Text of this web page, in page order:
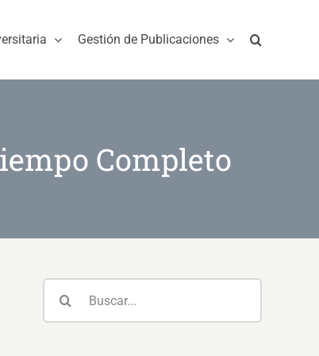
Gestión de Publicaciones
Completo